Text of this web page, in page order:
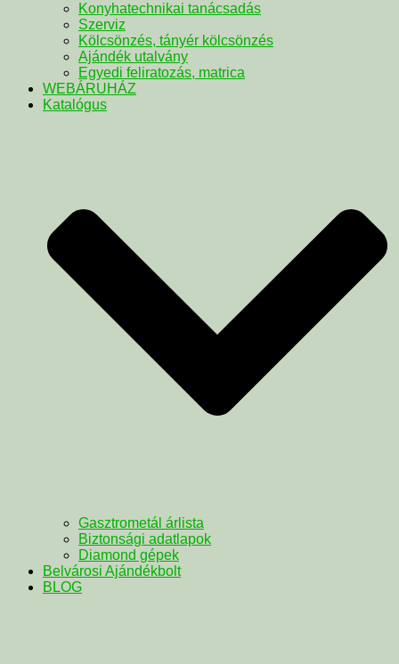
Konyhatechnikai tanácsadás
Szerviz
Kölcsönzés, tányér kölcsönzés
Ajándék utalvány
Egyedi feliratozás, matrica
WEBÁRUHÁZ
Katalógus
Gasztrometál árlista
Biztonsági adatlapok
Diamond gépek
Belvárosi Ajándékbolt
BLOG